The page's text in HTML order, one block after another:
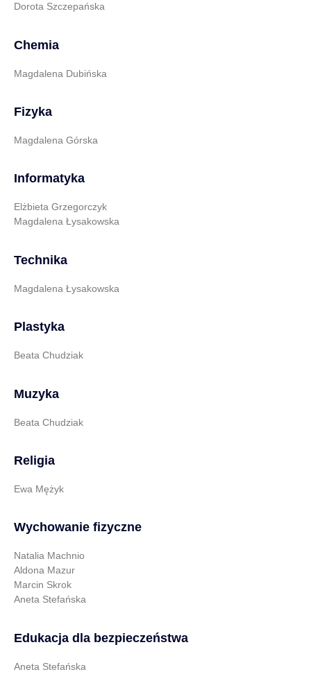
Dorota Szczepańska
Chemia
Magdalena Dubińska
Fizyka
Magdalena Górska
Informatyka
Elżbieta Grzegorczyk
Magdalena Łysakowska
Technika
Magdalena Łysakowska
Plastyka
Beata Chudziak
Muzyka
Beata Chudziak
Religia
Ewa Mężyk
Wychowanie fizyczne
Natalia Machnio
Aldona Mazur
Marcin Skrok
Aneta Stefańska
Edukacja dla bezpieczeństwa
Aneta Stefańska